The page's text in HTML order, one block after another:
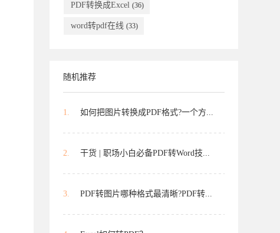
PDF转换成Excel (36)
word转pdf在线 (33)
随机推荐
1. 如何把图片转换成PDF格式?一个方...
2. 干货 | 职场小白必备PDF转Word技...
3. PDF转图片哪种格式最清晰?PDF转...